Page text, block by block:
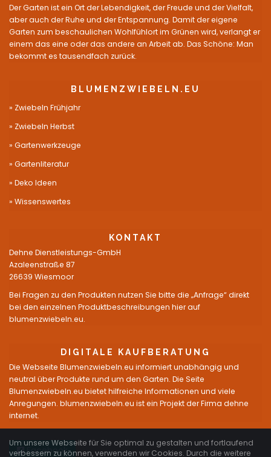
Der Garten ist ein Ort der Lebendigkeit, der Freude und der Vielfalt,
aber auch der Ruhe und der Entspannung. Damit der eigene
Garten zum beschaulichen Wohlfühlort im Grünen wird, verlangt er
einem das eine oder das andere an Arbeit ab. Das Schöne: Man
bekommt es tausendfach zurück.
BLUMENZWIEBELN.EU
Zwiebeln Frühjahr
Zwiebeln Herbst
Gartenwerkzeuge
Gartenliteratur
Deko Ideen
Wissenswertes
KONTAKT
Dehne Dienstleistungs-GmbH
Azaleenstraße 87
26639 Wiesmoor
Bei Fragen zu den Produkten nutzen Sie bitte die „Anfrage“ direkt
bei den einzelnen Produktbeschreibungen hier auf
blumenzwiebeln.eu.
DIGITALE KAUFBERATUNG
Die Webseite Blumenzwiebeln.eu informiert unabhängig und
neutral über Produkte rund um den Garten. Die Seite
Blumenzwiebeln.eu bietet hilfreiche Informationen und viele
Anregungen. blumenzwiebeln.eu ist ein Projekt der Firma dehne
internet.
Facebook
Um unsere Webseite für Sie optimal zu gestalten und fortlaufend
verbessern zu können, verwenden wir Cookies. Durch die weitere